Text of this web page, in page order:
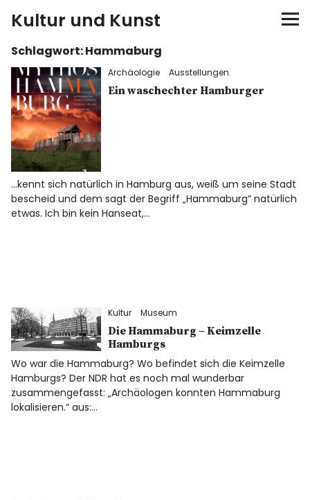
Kultur und Kunst
kultur & kunst
Ausstellungen
Spiele
Konzerte
Museen bei…
Schlagwort:Hammaburg
Archäologie Ausstellungen
Ein waschechter Hamburger
…kennt sich natürlich in Hamburg aus, weiß um seine Stadt
bescheid und dem sagt der Begriff „Hammaburg“ natürlich
etwas. Ich bin kein Hanseat,…
Kultur Museum
Die Hammaburg – Keimzelle
Hamburgs
Wo war die Hammaburg? Wo befindet sich die Keimzelle
Hamburgs? Der NDR hat es noch mal wunderbar
zusammengefasst: „Archäologen konnten Hammaburg
lokalisieren.“ aus:…